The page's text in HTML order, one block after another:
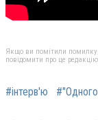
Якщо ви помітили помилку,
повідомити про це редакцію
#інтерв'ю